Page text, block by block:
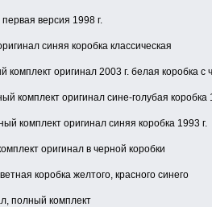
версия 1998 г.
синяя коробка классическая
оригинал 2003 г. белая коробка
комплект оригинал сине-голубая коробка
комплект оригинал синяя коробка 1993 г.
оригинал в черной коробки
коробка желтого, красного синего
полный комплект